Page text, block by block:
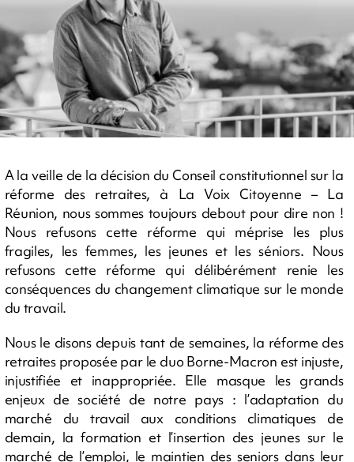
A la veille de la décision du Conseil constitutionnel sur la
réforme des retraites, à La Voix Citoyenne – La
Réunion, nous sommes toujours debout pour dire non !
Nous refusons cette réforme qui méprise les plus
fragiles, les femmes, les jeunes et les séniors. Nous
refusons cette réforme qui délibérément renie les
conséquences du changement climatique sur le monde
du travail.
Nous le disons depuis tant de semaines, la réforme des
retraites proposée par le duo Borne-Macron est injuste,
injustifiée et inappropriée. Elle masque les grands
enjeux de société de notre pays : l’adaptation du
marché du travail aux conditions climatiques de
demain, la formation et l’insertion des jeunes sur le
marché de l’emploi, le maintien des seniors dans leur